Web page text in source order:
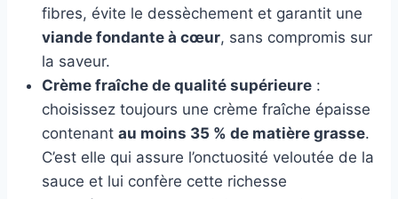
fibres, évite le dessèchement et garantit une
viande fondante à cœur, sans compromis sur
la saveur.
Crème fraîche de qualité supérieure :
choisissez toujours une crème fraîche épaisse
contenant au moins 35 % de matière grasse.
C’est elle qui assure l’onctuosité veloutée de la
sauce et lui confère cette richesse